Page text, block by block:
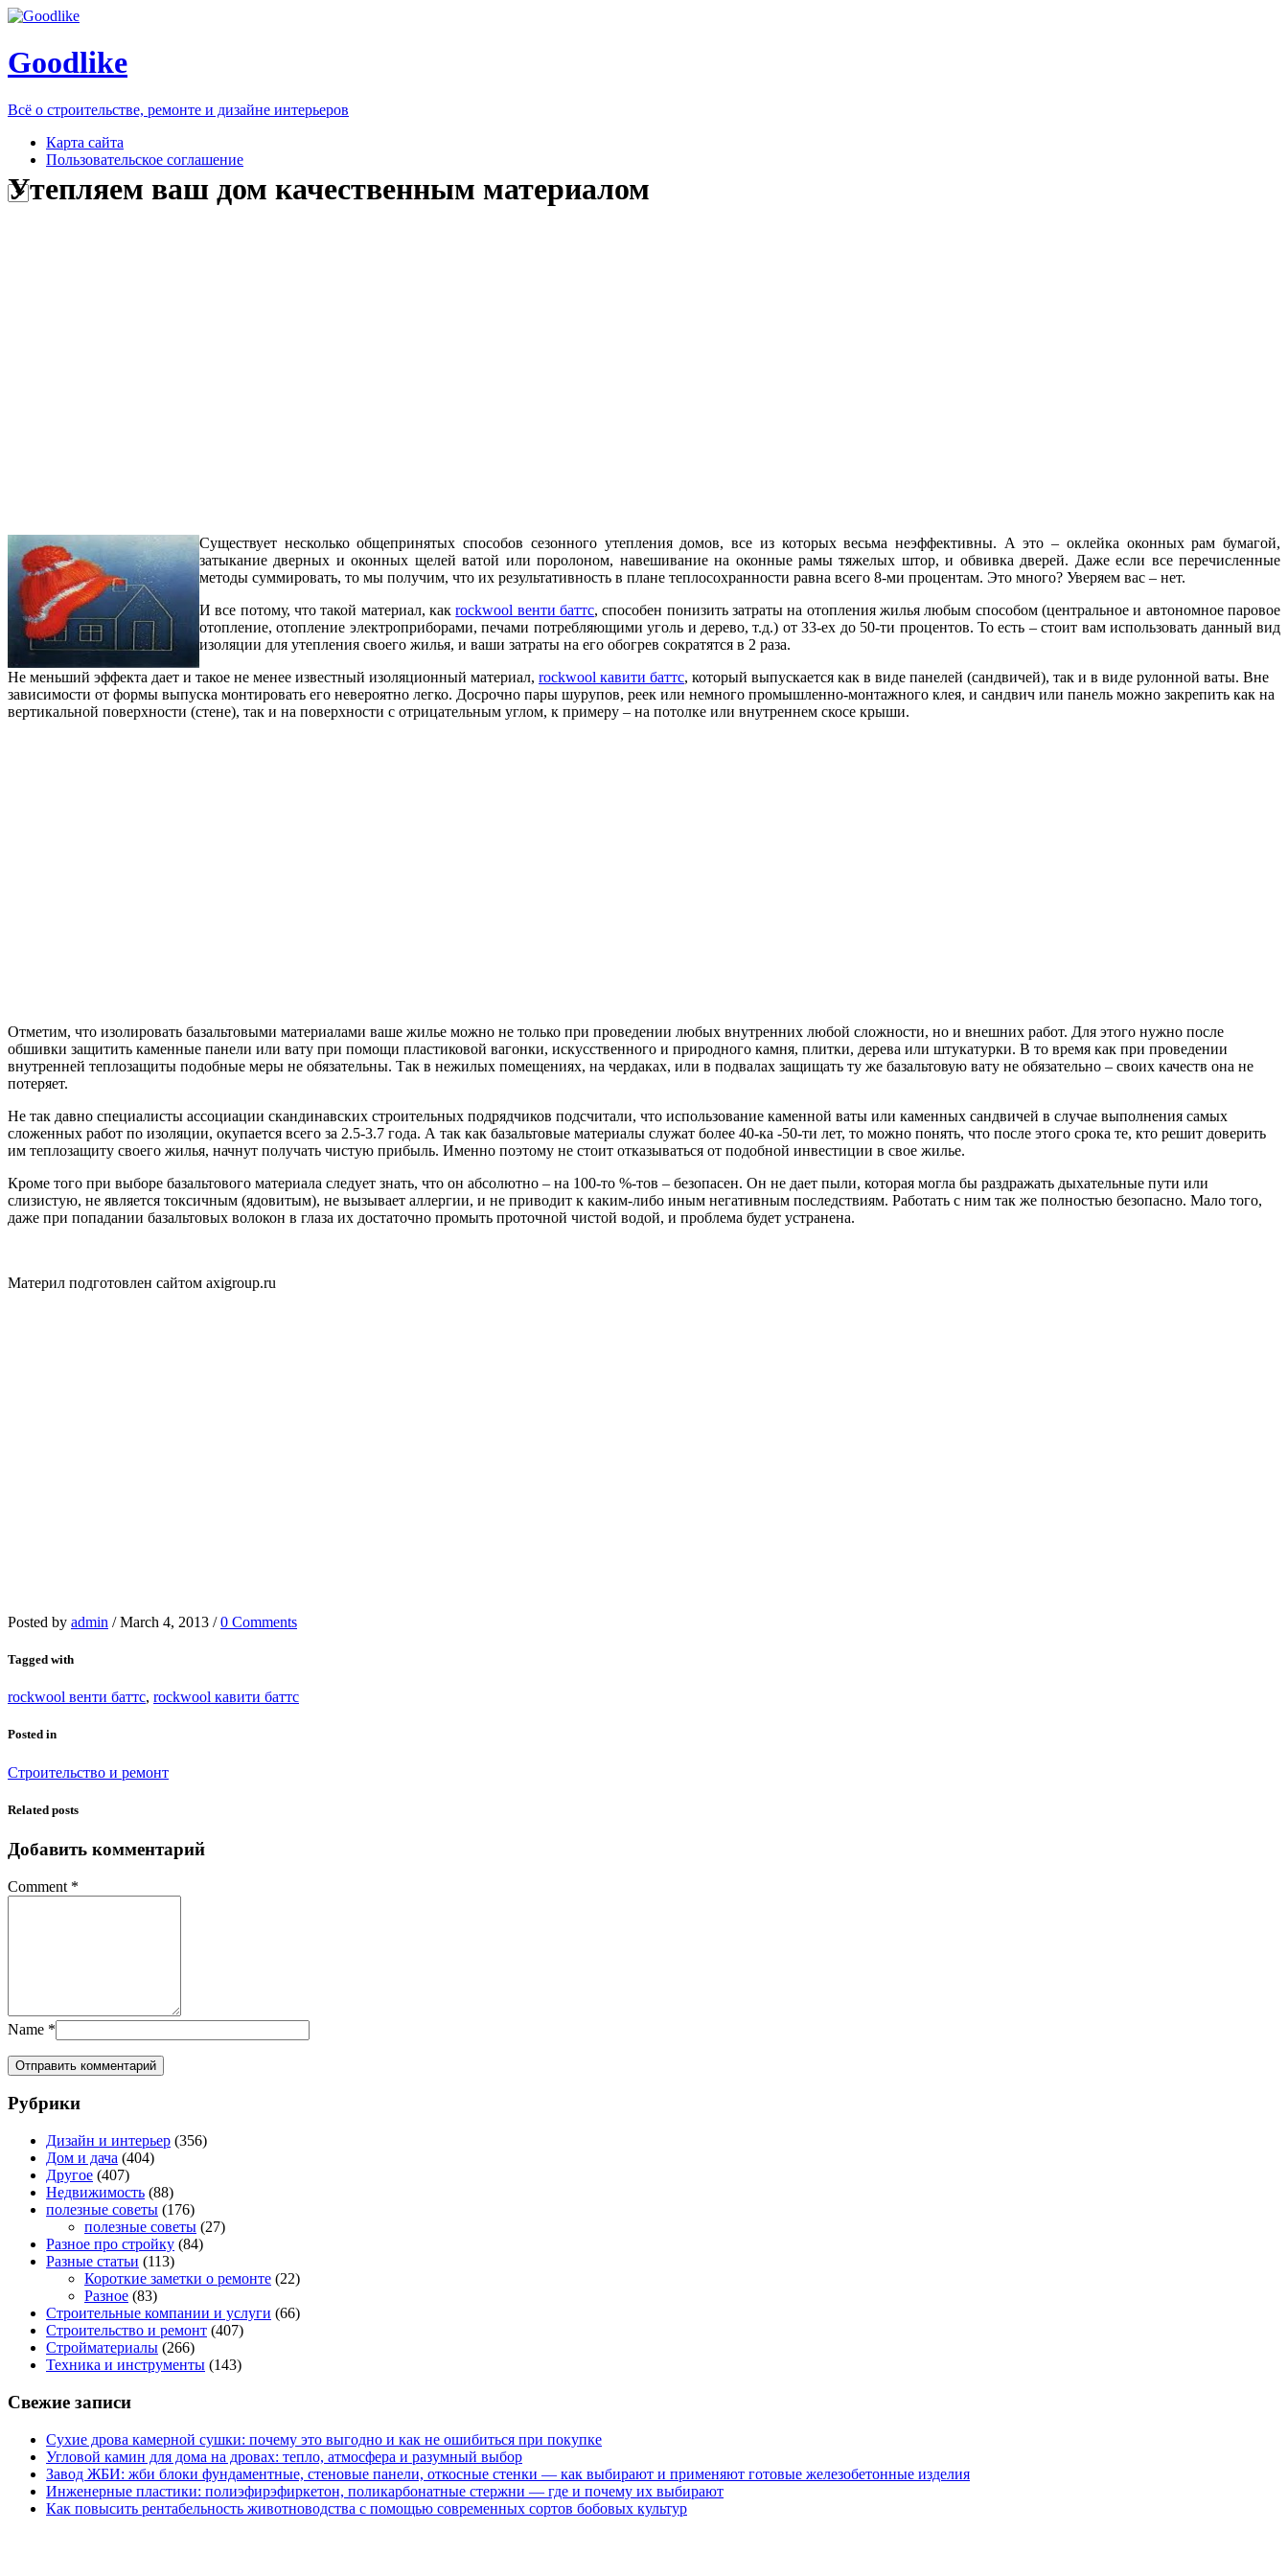
Goodlike
Всё о строительстве, ремонте и дизайне интерьеров
Карта сайта
Пользовательское соглашение
Утепляем ваш дом качественным материалом
Существует несколько общепринятых способов сезонного утепления домов, все из которых весьма неэффективны. А это – оклейка оконных рам бумагой,
затыкание дверных и оконных щелей ватой или поролоном, навешивание на оконные рамы тяжелых штор, и обвивка дверей. Даже если все перечисленные
методы суммировать, то мы получим, что их результативность в плане теплосохранности равна всего 8-ми процентам. Это много? Уверяем вас – нет.
И все потому, что такой материал, какrockwool венти баттс, способен понизить затраты на отопления жилья любым способом (центральное и автономное паровое
отопление, отопление электроприборами, печами потребляющими уголь и дерево, т.д.) от 33-ех до 50-ти процентов. То есть – стоит вам использовать данный вид
изоляции для утепления своего жилья, и ваши затраты на его обогрев сократятся в 2 раза.
Не меньший эффекта дает и такое не менее известный изоляционный материал, rockwool кавити баттс, который выпускается как в виде панелей (сандвичей), так и в виде рулонной ваты. Вне
зависимости от формы выпуска монтировать его невероятно легко. Досрочно пары шурупов, реек или немного промышленно-монтажного клея, и сандвич или панель можно закрепить как на
вертикальной поверхности (стене), так и на поверхности с отрицательным углом, к примеру – на потолке или внутреннем скосе крыши.
Отметим, что изолировать базальтовыми материалами ваше жилье можно не только при проведении любых внутренних любой сложности, но и внешних работ. Для этого нужно после
обшивки защитить каменные панели или вату при помощи пластиковой вагонки, искусственного и природного камня, плитки, дерева или штукатурки. В то время как при проведении
внутренней теплозащиты подобные меры не обязательны. Так в нежилых помещениях, на чердаках, или в подвалах защищать ту же базальтовую вату не обязательно – своих качеств она не
потеряет.
Не так давно специалисты ассоциации скандинавских строительных подрядчиков подсчитали, что использование каменной ваты или каменных сандвичей в случае выполнения самых
сложенных работ по изоляции, окупается всего за 2.5-3.7 года. А так как базальтовые материалы служат более 40-ка -50-ти лет, то можно понять, что после этого срока те, кто решит доверить
им теплозащиту своего жилья, начнут получать чистую прибыль. Именно поэтому не стоит отказываться от подобной инвестиции в свое жилье.
Кроме того при выборе базальтового материала следует знать, что он абсолютно – на 100-то %-тов – безопасен. Он не дает пыли, которая могла бы раздражать дыхательные пути или
слизистую, не является токсичным (ядовитым), не вызывает аллергии, и не приводит к каким-либо иным негативным последствиям. Работать с ним так же полностью безопасно. Мало того,
даже при попадании базальтовых волокон в глаза их достаточно промыть проточной чистой водой, и проблема будет устранена.
Материл подготовлен сайтом axigroup.ru
Posted by admin / March 4, 2013 / 0 Comments
Tagged with
rockwool венти баттс, rockwool кавити баттс
Posted in
Строительство и ремонт
Related posts
Добавить комментарий
Comment *
Name *
Рубрики
Дизайн и интерьер (356)
Дом и дача (404)
Другое (407)
Недвижимость (88)
полезные советы (176)
полезные советы (27)
Разное про стройку (84)
Разные статьи (113)
Короткие заметки о ремонте (22)
Разное (83)
Строительные компании и услуги (66)
Строительство и ремонт (407)
Стройматериалы (266)
Техника и инструменты (143)
Свежие записи
Сухие дрова камерной сушки: почему это выгодно и как не ошибиться при покупке
Угловой камин для дома на дровах: тепло, атмосфера и разумный выбор
Завод ЖБИ: жби блоки фундаментные, стеновые панели, откосные стенки — как выбирают и применяют готовые железобетонные изделия
Инженерные пластики: полиэфирэфиркетон, поликарбонатные стержни — где и почему их выбирают
Как повысить рентабельность животноводства с помощью современных сортов бобовых культур